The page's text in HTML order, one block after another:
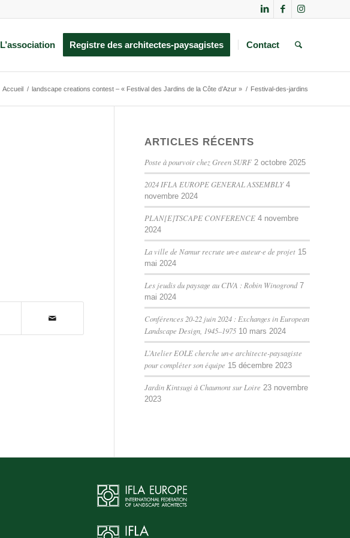
L’association Registre des architectes-paysagistes Contact
Accueil / landscape creations contest – « Festival des Jardins de la Côte d’Azur » / Festival-des-jardins
ARTICLES RÉCENTS
Poste à pourvoir chez Green SURF 2 octobre 2025
2024 IFLA EUROPE GENERAL ASSEMBLY 4
novembre 2024
PLAN[E]TSCAPE CONFERENCE 4 novembre
2024
La ville de Namur recrute un·e auteur·e de projet 15
mai 2024
Les jeudis du paysage au CIVA : Robin Winogrond 7
mai 2024
Conférences 20-22 juin 2024 : Exchanges in European
Landscape Design, 1945–1975 10 mars 2024
L’Atelier EOLE cherche un·e architecte-paysagiste
pour compléter son équipe 15 décembre 2023
Jardin Kintsugi à Chaumont sur Loire 23 novembre
2023